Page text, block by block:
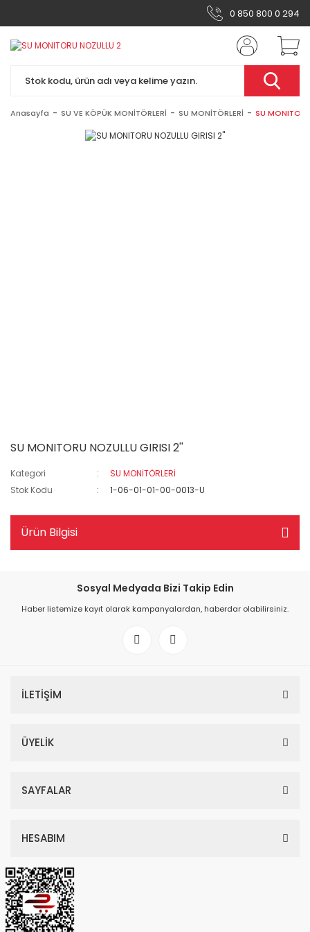
0 850 800 0 294
Anasayfa SU VE KÖPÜK MONİTÖRLERİ SU MONİTÖRLERİ SU
SU MONITORU NOZULLU GIRISI 2''
Kategori
SU MONİTÖRLERİ
Stok Kodu
1-06-01-01-00-0013-U
Ürün Bilgisi
Sosyal Medyada Bizi Takip Edin
Haber listemize kayıt olarak kampanyalardan, haberdar olabilirsiniz.
İLETİŞİM
ÜYELİK
SAYFALAR
HESABIM